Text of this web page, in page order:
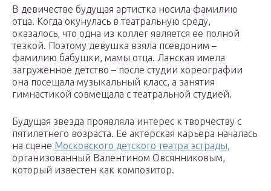
В девичестве будущая артистка носила фамилию
отца. Когда окунулась в театральную среду,
оказалось, что одна из коллег является ее полной
тезкой. Поэтому девушка взяла псевдоним –
фамилию бабушки, мамы отца. Ланская имела
загруженное детство – после студии хореографии
она посещала музыкальный класс, а занятия
гимнастикой совмещала с театральной студией.
Будущая звезда проявляла интерес к творчеству с
пятилетнего возраста. Ее актерская карьера началась
на сцене Московского детского театра эстрады,
организованный Валентином Овсянниковым,
который известен как композитор.